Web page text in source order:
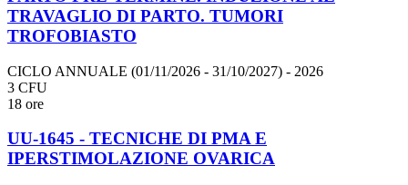
TRAVAGLIO DI PARTO. TUMORI
TROFOBIASTO
CICLO ANNUALE (01/11/2026 - 31/10/2027) - 2026
3 CFU
18 ore
UU-1645 - TECNICHE DI PMA E
IPERSTIMOLAZIONE OVARICA